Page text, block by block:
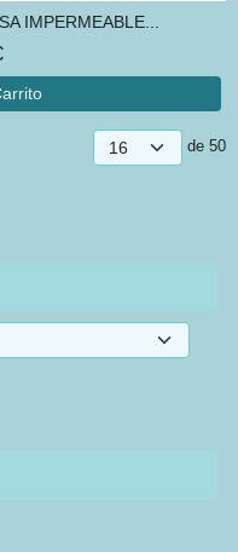
IMPERMEABLE...
de 50